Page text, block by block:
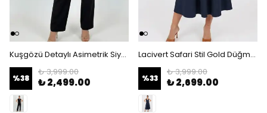
Kuşgözü Detaylı Asimetrik Siyah Yelek ve Boru Paça Kadın Pantolon Takım - Siyah
%38
₺ 3,999.00
₺ 2,499.00
Lacivert Safari Stil Gold Düğmeli Kemerli Midi Boy Elbise - Kruvaze Yaka Şık Günlük Elbise - Lacivert
%33
₺ 3,999.00
₺ 2,699.00